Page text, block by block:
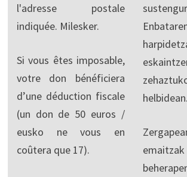
l'adresse postale
indiquée. Milesker.
Si vous êtes imposable,
votre don bénéficiera
d’une déduction fiscale
(un don de 50 euros /
eusko ne vous en
coûtera que 17).